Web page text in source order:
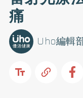
痛
Uho編輯